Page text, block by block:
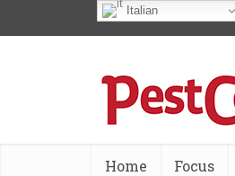
Home Focus
Italian